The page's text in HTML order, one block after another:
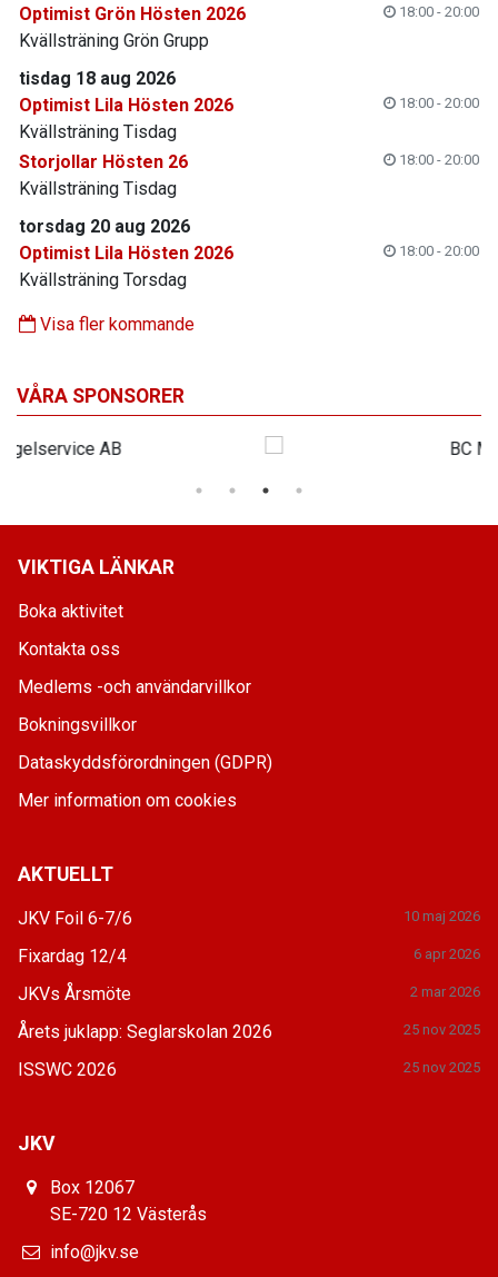
Optimist Grön Hösten 2026
18:00 - 20:00
Kvällsträning Grön Grupp
tisdag 18 aug 2026
Optimist Lila Hösten 2026
18:00 - 20:00
Kvällsträning Tisdag
Storjollar Hösten 26
18:00 - 20:00
Kvällsträning Tisdag
torsdag 20 aug 2026
Optimist Lila Hösten 2026
18:00 - 20:00
Kvällsträning Torsdag
Visa fler kommande
VÅRA SPONSORER
VIKTIGA LÄNKAR
Boka aktivitet
Kontakta oss
Medlems -och användarvillkor
Bokningsvillkor
Dataskyddsförordningen (GDPR)
Mer information om cookies
AKTUELLT
JKV Foil 6-7/6 10 maj 2026
Fixardag 12/4 6 apr 2026
JKVs Årsmöte 2 mar 2026
Årets juklapp: Seglarskolan 2026 25 nov 2025
ISSWC 2026 25 nov 2025
JKV
Box 12067
SE-720 12 Västerås
info@jkv.se